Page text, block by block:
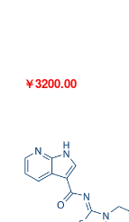
￥3200.00